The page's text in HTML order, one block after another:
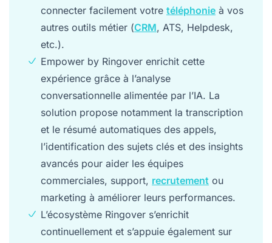
connecter facilement votre téléphonie à vos
autres outils métier (CRM, ATS, Helpdesk,
etc.).
Empower by Ringover enrichit cette
expérience grâce à l’analyse
conversationnelle alimentée par l’IA. La
solution propose notamment la transcription
et le résumé automatiques des appels,
l’identification des sujets clés et des insights
avancés pour aider les équipes
commerciales, support, recrutement ou
marketing à améliorer leurs performances.
L’écosystème Ringover s’enrichit
continuellement et s’appuie également sur